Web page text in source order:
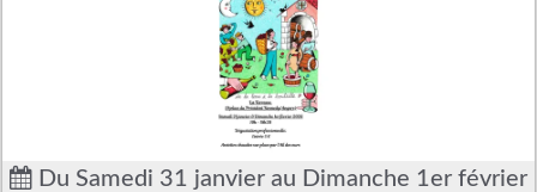
Du Samedi 31 janvier au Dimanche 1er février